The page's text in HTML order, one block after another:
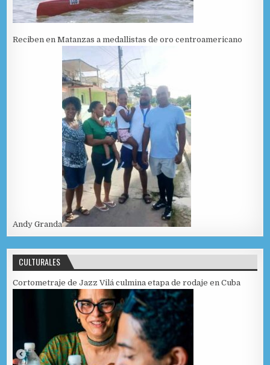
Reciben en Matanzas a medallistas de oro centroamericano
Andy Granda
CULTURALES
Cortometraje de Jazz Vilá culmina etapa de rodaje en Cuba